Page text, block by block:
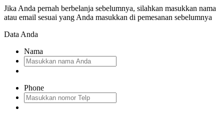
Jika Anda pernah berbelanja sebelumnya, silahkan masukkan nama
atau email sesuai yang Anda masukkan di pemesanan sebelumnya
Data Anda
Nama
Phone